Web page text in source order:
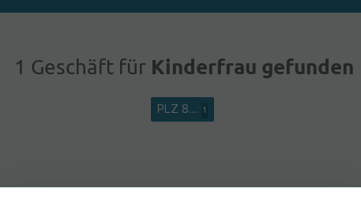
1 Geschäft für Kinderfrau gefunden
PLZ 8.... 1